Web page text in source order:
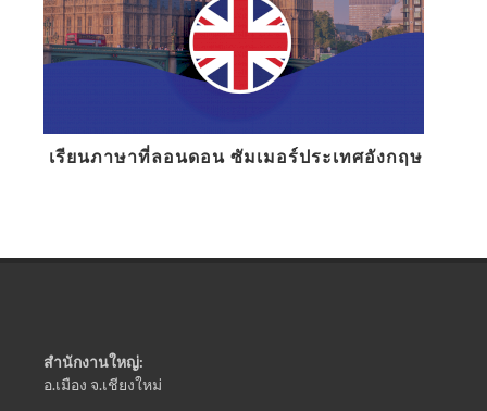
เรียนภาษาที่ลอนดอน ซัมเมอร์ประเทศอังกฤษ
สำนักงานใหญ่:
อ.เมือง จ.เชียงใหม่